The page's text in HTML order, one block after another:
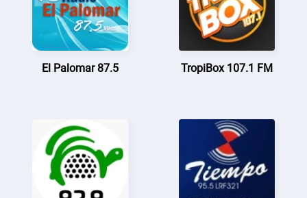
El Palomar 87.5 TropiBox 107.1 FM